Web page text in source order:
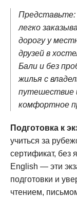
легко
дорогу у
друзей в
Бали и без
жилья с
путешествие
комфортное
Подготовка к
учиться за
сертификат, без
English — эти
подготовки и
чтением,